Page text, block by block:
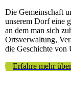
Die Gemeinschaft
unserem Dorf eine
an dem man sich
Ortsverwaltung,
die Geschichte von
Erfahre mehr